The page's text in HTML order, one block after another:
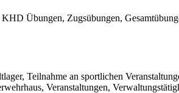
Übungen, Zugsübungen,
Teilnahme an sportlichen
Veranstaltungen,